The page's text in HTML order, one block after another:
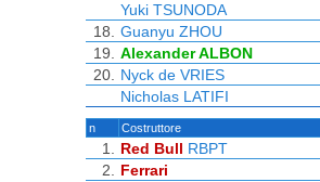
Yuki TSUNODA
18.
Guanyu ZHOU
19.
Alexander ALBON
20.
Nyck de VRIES
Nicholas LATIFI
n Costruttore
1. Red Bull RBPT
2.
Ferrari